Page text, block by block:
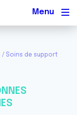
/ Soins de support